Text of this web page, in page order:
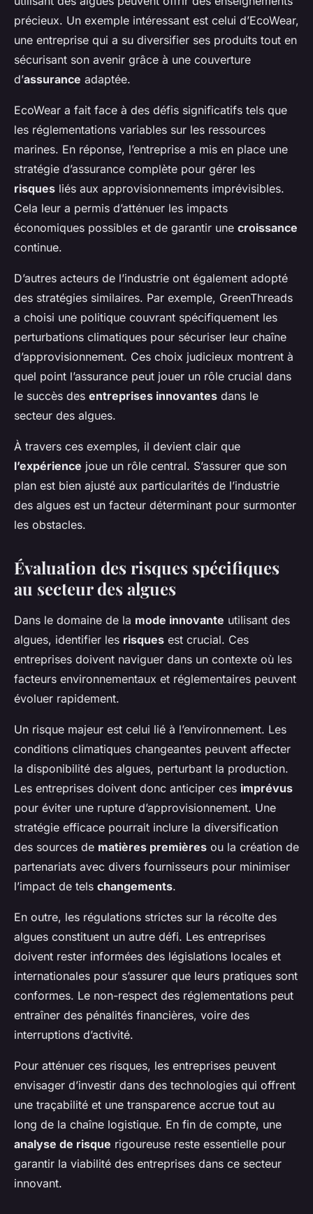
précieux. Un exemple intéressant est celui d’EcoWear,
une entreprise qui a su diversifier ses produits tout en
sécurisant son avenir grâce à une couverture
d’assurance adaptée.
EcoWear a fait face à des défis significatifs tels que
les réglementations variables sur les ressources
marines. En réponse, l’entreprise a mis en place une
stratégie d’assurance complète pour gérer les
risques liés aux approvisionnements imprévisibles.
Cela leur a permis d’atténuer les impacts
économiques possibles et de garantir une croissance
continue.
D’autres acteurs de l’industrie ont également adopté
des stratégies similaires. Par exemple, GreenThreads
a choisi une politique couvrant spécifiquement les
perturbations climatiques pour sécuriser leur chaîne
d’approvisionnement. Ces choix judicieux montrent à
quel point l’assurance peut jouer un rôle crucial dans
le succès des entreprises innovantes dans le
secteur des algues.
À travers ces exemples, il devient clair que
l’expérience joue un rôle central. S’assurer que son
plan est bien ajusté aux particularités de l’industrie
des algues est un facteur déterminant pour surmonter
les obstacles.
Évaluation des risques spécifiques
au secteur des algues
Dans le domaine de la mode innovante utilisant des
algues, identifier les risques est crucial. Ces
entreprises doivent naviguer dans un contexte où les
facteurs environnementaux et réglementaires peuvent
évoluer rapidement.
Un risque majeur est celui lié à l’environnement. Les
conditions climatiques changeantes peuvent affecter
la disponibilité des algues, perturbant la production.
Les entreprises doivent donc anticiper ces imprévus
pour éviter une rupture d’approvisionnement. Une
stratégie efficace pourrait inclure la diversification
des sources de matières premières ou la création de
partenariats avec divers fournisseurs pour minimiser
l’impact de tels changements.
En outre, les régulations strictes sur la récolte des
algues constituent un autre défi. Les entreprises
doivent rester informées des législations locales et
internationales pour s’assurer que leurs pratiques sont
conformes. Le non-respect des réglementations peut
entraîner des pénalités financières, voire des
interruptions d’activité.
Pour atténuer ces risques, les entreprises peuvent
envisager d’investir dans des technologies qui offrent
une traçabilité et une transparence accrue tout au
long de la chaîne logistique. En fin de compte, une
analyse de risque rigoureuse reste essentielle pour
garantir la viabilité des entreprises dans ce secteur
innovant.